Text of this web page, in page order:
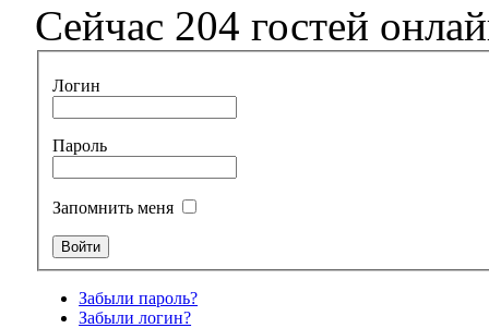
Сейчас 204 гостей
Логин
Пароль
Запомнить меня
Забыли пароль?
Забыли логин?